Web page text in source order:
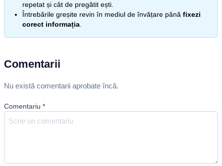
repetat și cât de pregătit ești.
Întrebările greșite revin în mediul de învățare până fixezi
corect informația
Comentarii
Nu există comentarii aprobate încă.
Comentariu *